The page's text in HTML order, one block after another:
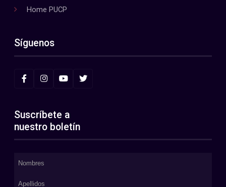
Home PUCP
Síguenos
Suscríbete a
nuestro boletín